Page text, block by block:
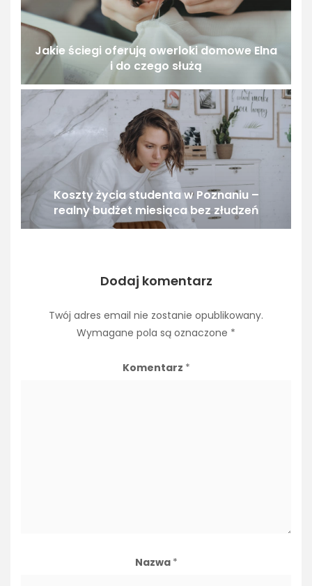
Jakie ściegi oferują owerloki domowe Elna
i do czego służą
Koszty życia studenta w Poznaniu –
realny budżet miesiąca bez złudzeń
Dodaj komentarz
Twój adres email nie zostanie opublikowany.
Wymagane pola są oznaczone *
Komentarz *
Nazwa *